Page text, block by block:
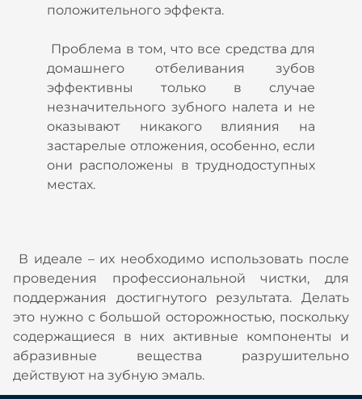
положительного эффекта.
Проблема в том, что все средства для
домашнего отбеливания зубов
эффективны только в случае
незначительного зубного налета и не
оказывают никакого влияния на
застарелые отложения, особенно, если
они расположены в труднодоступных
местах.
В идеале – их необходимо использовать после
проведения профессиональной чистки, для
поддержания достигнутого результата. Делать
это нужно с большой осторожностью, поскольку
содержащиеся в них активные компоненты и
абразивные вещества разрушительно
действуют на зубную эмаль.